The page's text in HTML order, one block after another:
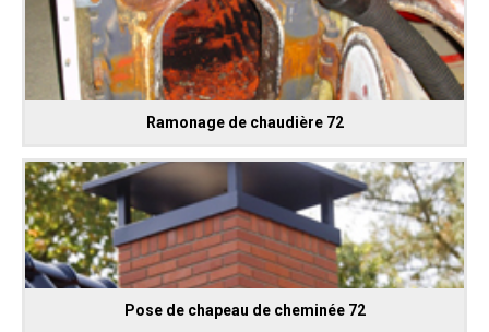
Ramonage de chaudière 72
Pose de chapeau de cheminée 72